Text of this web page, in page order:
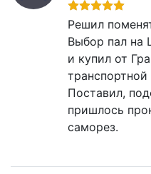
Решил
Выбор пал на
и купил от
Поставил,
пришлось
саморез.